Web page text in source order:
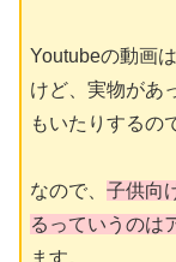
Youtubeの動画
けど、実物があ
もいたりするの
なので、 子供向
るっていうのは
ます。